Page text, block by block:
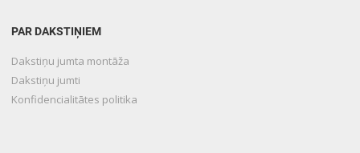
PAR DAKSTIŅIEM
Dakstiņu jumta montāža
Dakstiņu jumti
Konfidencialitātes politika